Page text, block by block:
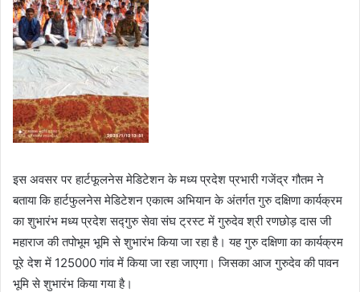
इस अवसर पर हार्टफूलनेस मेडिटेशन के मध्य प्रदेश प्रभारी गजेंद्र गौतम ने
बताया कि हार्टफुलनेस मेडिटेशन एकात्म अभियान के अंतर्गत गुरु दक्षिणा कार्यक्रम
का शुभारंभ मध्य प्रदेश सद्गुरु सेवा संघ ट्रस्ट में गुरुदेव श्री रणछोड़ दास जी
महाराज की तपोभूम भूमि से शुभारंभ किया जा रहा है। यह गुरु दक्षिणा का कार्यक्रम
पूरे देश में 125000 गांव में किया जा रहा जाएगा। जिसका आज गुरुदेव की पावन
भूमि से शुभारंभ किया गया है।